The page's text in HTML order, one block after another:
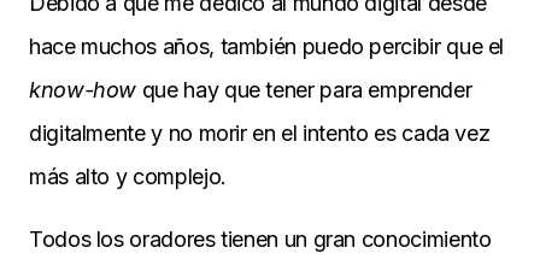
hace muchos años, también puedo percibir que el
know-how que hay que tener para emprender
digitalmente y no morir en el intento es cada vez
más alto y complejo.
Todos los oradores tienen un gran conocimiento